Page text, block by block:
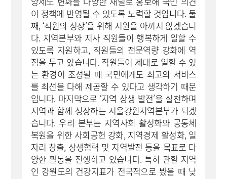
이 정책에 반영될 수 있도록 노력할 것입니다. 둘
째, ‘직원의 성장’을 위해 지원을 아끼지 않겠습니
다. 지역본부와 지사 직원들이 행복하게 일할 수
있도록 지원하고, 직원들의 전문역량 강화에 역
점을 두고 있습니다. 직원들이 제대로 일할 수 있
는 환경이 조성될 때 국민에게도 최고의 서비스
를 최선을 다해 제공할 수 있다고 생각하기 때문
입니다. 마지막으로 ‘지역 상생 발전’을 실천하며
지역과 함께 성장하는 서울강원지역본부가 되겠
습니다. 우리 본부는 지역사회 활성화와 공동체
복원을 위한 사회공헌 강화, 지역경제 활성화, 일
자리 창출, 상생협력 및 지역발전 등을 목표로 다
양한 활동을 진행하고 있습니다. 특히 관할 지역
인 강원도의 건강지표가 전국적으로 봤을 때 낮